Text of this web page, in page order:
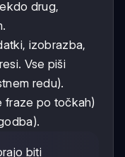
drug,
izobrazba,
Vse piši
redu).
fraze po točkah)
biti